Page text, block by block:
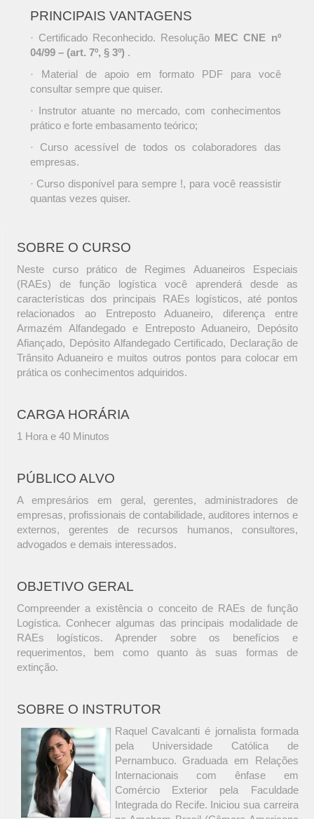
PRINCIPAIS VANTAGENS
· Certificado Reconhecido. Resolução MEC CNE nº
04/99 – (art. 7º, § 3º) .
· Material de apoio em formato PDF para você
consultar sempre que quiser.
· Instrutor atuante no mercado, com conhecimentos
prático e forte embasamento teórico;
· Curso acessível de todos os colaboradores das
empresas.
· Curso disponível para sempre !, para você reassistir
quantas vezes quiser.
SOBRE O CURSO
Neste curso prático de Regimes Aduaneiros Especiais
(RAEs) de função logística você aprenderá desde as
características dos principais RAEs logísticos, até pontos
relacionados ao Entreposto Aduaneiro, diferença entre
Armazém Alfandegado e Entreposto Aduaneiro, Depósito
Afiançado, Depósito Alfandegado Certificado, Declaração de
Trânsito Aduaneiro e muitos outros pontos para colocar em
prática os conhecimentos adquiridos.
CARGA HORÁRIA
1 Hora e 40 Minutos
PÚBLICO ALVO
A empresários em geral, gerentes, administradores de
empresas, profissionais de contabilidade, auditores internos e
externos, gerentes de recursos humanos, consultores,
advogados e demais interessados.
OBJETIVO GERAL
Compreender a existência o conceito de RAEs de função
Logística. Conhecer algumas das principais modalidade de
RAEs logísticos. Aprender sobre os benefícios e
requerimentos, bem como quanto às suas formas de
extinção.
SOBRE O INSTRUTOR
Raquel Cavalcanti é jornalista formada
pela Universidade Católica de
Pernambuco. Graduada em Relações
Internacionais com ênfase em
Comércio Exterior pela Faculdade
Integrada do Recife. Iniciou sua carreira